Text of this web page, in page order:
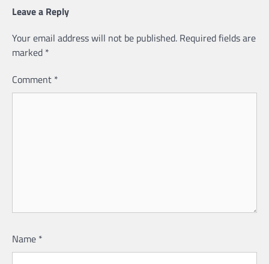
Leave a Reply
Your email address will not be published. Required fields are
marked *
Comment *
Name *